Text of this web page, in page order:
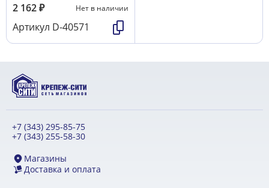
2 162₽ Нет в наличии
Артикул D-40571
+7 (343) 295-85-75
+7 (343) 255-58-30
Магазины
Доставка и оплата